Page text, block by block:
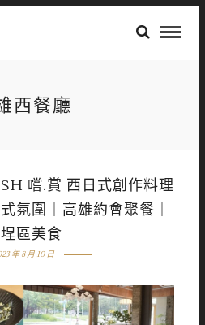
西餐廳
嚐.賞 西日式創作料理
氛圍｜高雄約會聚餐｜
區美食
年 8 月 10 日